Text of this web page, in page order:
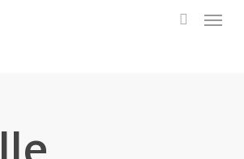
Menu